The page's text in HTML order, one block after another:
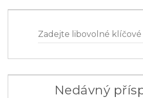
Zadejte libovolné klíčové
Nedávný